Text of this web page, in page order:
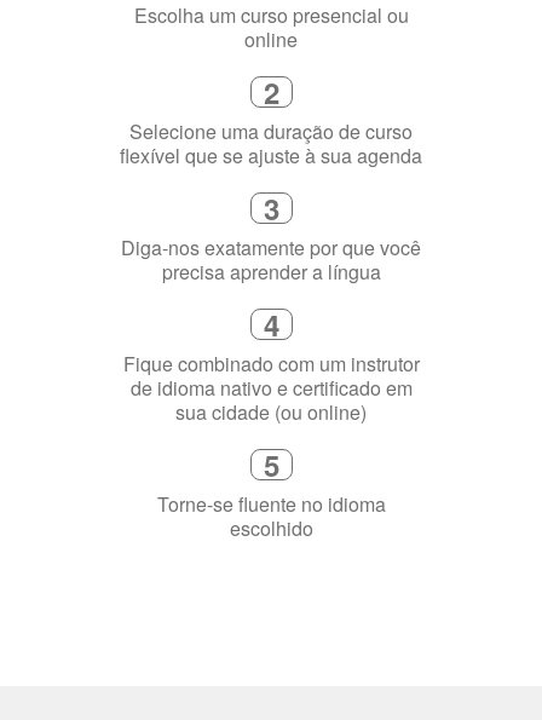
Escolha um curso presencial ou
online
2
Selecione uma duração de curso
flexível que se ajuste à sua agenda
3
Diga-nos exatamente por que você
precisa aprender a língua
4
Fique combinado com um instrutor
de idioma nativo e certificado em
sua cidade (ou online)
5
Torne-se fluente no idioma
escolhido